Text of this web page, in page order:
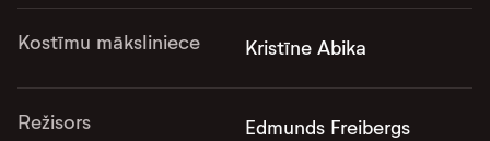
Kostīmu māksliniece Kristīne Abika
Režisors Edmunds Freibergs